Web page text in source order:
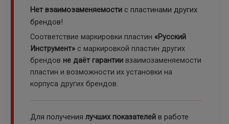
Нет взаимозаменяемости с пластинами других
брендов!
Соответствие маркировки пластин «Русский
Инструмент» с маркировкой пластин других
брендов не даёт гарантии взаимозаменяемости
пластин и возможности их установки на
корпуса других брендов.
Для получения лучших показателей в работе